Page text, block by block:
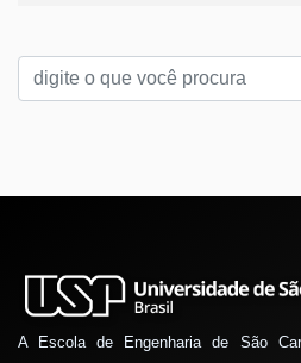
A Escola de Engenharia de São